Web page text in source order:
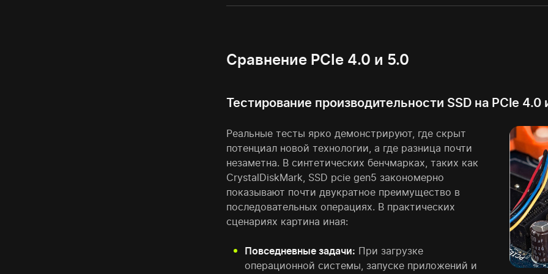
Сравнение PCIe 4.0 и 5.0
Тестирование производительности SSD на PCIe 4.0
Реальные тесты ярко демонстрируют, где скрыт
потенциал новой технологии, а где разница почти
незаметна. В синтетических бенчмарках, таких как
CrystalDiskMark, SSD pcie gen5 закономерно
показывают почти двукратное преимущество в
последовательных операциях. В практических
сценариях картина иная:
Повседневные задачи: При загрузке
операционной системы, запуске приложений и